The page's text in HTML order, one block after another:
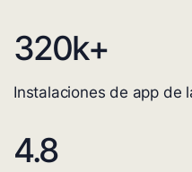
320k+
Instalaciones de app de
4.8